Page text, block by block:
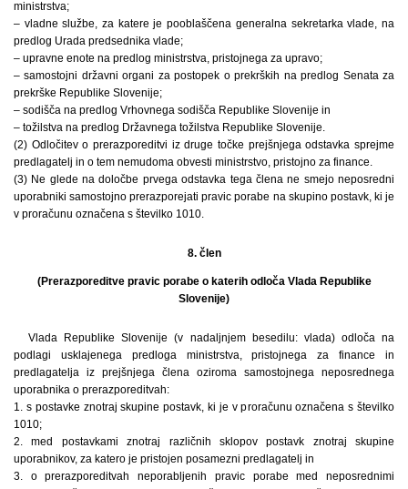
ministrstva;
– vladne službe, za katere je pooblaščena generalna sekretarka vlade, na
predlog Urada predsednika vlade;
– upravne enote na predlog ministrstva, pristojnega za upravo;
– samostojni državni organi za postopek o prekrških na predlog Senata za
prekrške Republike Slovenije;
– sodišča na predlog Vrhovnega sodišča Republike Slovenije in
– tožilstva na predlog Državnega tožilstva Republike Slovenije.
(2) Odločitev o prerazporeditvi iz druge točke prejšnjega odstavka sprejme
predlagatelj in o tem nemudoma obvesti ministrstvo, pristojno za finance.
(3) Ne glede na določbe prvega odstavka tega člena ne smejo neposredni
uporabniki samostojno prerazporejati pravic porabe na skupino postavk, ki je
v proračunu označena s številko 1010.
8. člen
(Prerazporeditve pravic porabe o katerih odloča Vlada Republike
Slovenije)
Vlada Republike Slovenije (v nadaljnjem besedilu: vlada) odloča na
podlagi usklajenega predloga ministrstva, pristojnega za finance in
predlagatelja iz prejšnjega člena oziroma samostojnega neposrednega
uporabnika o prerazporeditvah:
1. s postavke znotraj skupine postavk, ki je v proračunu označena s številko
1010;
2. med postavkami znotraj različnih sklopov postavk znotraj skupine
uporabnikov, za katero je pristojen posamezni predlagatelj in
3. o prerazporeditvah neporabljenih pravic porabe med neposrednimi